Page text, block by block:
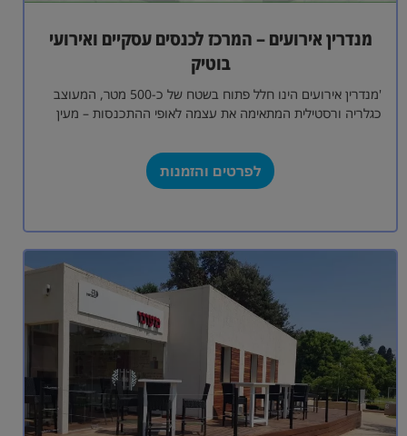
מנדרין אירועים – המרכז לכנסים עסקיים ואירועי
בוטיק
'מנדרין אירועים הינו חלל פתוח בשטח של כ-500 מטר, המעוצב
כגלריה ורסטילית המתאימה את עצמה לאופי ההתכנסות – מעין
לפרטים והזמנות